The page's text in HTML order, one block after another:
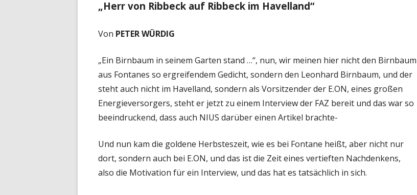
„Herr von Ribbeck auf Ribbeck im Havelland“
Von PETER WÜRDIG
„Ein Birnbaum in seinem Garten stand …“, nun, wir meinen hier nicht den Birnbaum
aus Fontanes so ergreifendem Gedicht, sondern den Leonhard Birnbaum, und der
steht auch nicht im Havelland, sondern als Vorsitzender der E.ON, eines großen
Energieversorgers, steht er jetzt zu einem Interview der FAZ bereit und das war so
beeindruckend, dass auch NIUS darüber einen Artikel brachte-
Und nun kam die goldene Herbsteszeit, wie es bei Fontane heißt, aber nicht nur
dort, sondern auch bei E.ON, und das ist die Zeit eines vertieften Nachdenkens,
also die Motivation für ein Interview, und das hat es tatsächlich in sich.